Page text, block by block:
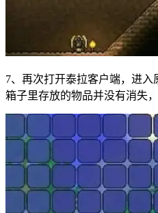
7、再次打开泰拉客户端，进
箱子里存放的物品并没有消失